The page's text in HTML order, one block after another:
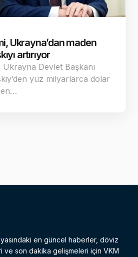
Ukrayna’dan maden
artırıyor
Devlet Başkanı
yüz milyarlarca dolar
en güncel haberler, döviz
ve son dakika gelişmeleri için VKM